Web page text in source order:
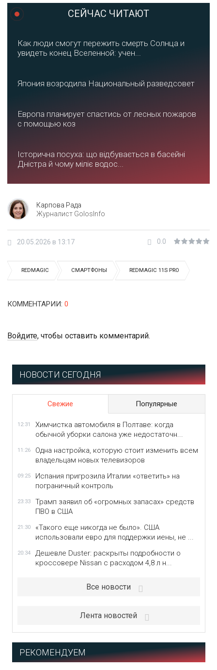
СЕЙЧАС ЧИТАЮТ
Как люди смогут пережить смерть Солнца и
увидеть конец Вселенной: учен...
Япония возродила Национальный разведсовет
Европа планирует спастись от лесных пожаров
с помощью коз
Історична посуха: що відбувається в басейні
Дністра й чому міліє водос...
Карпова Рада
Журналист GolosInfo
20.05.2026 в 13:17 0.0
REDMAGIC СМАРТФОНЫ REDMAGIC 11S PRO
КОММЕНТАРИИ: 0
Войдите, чтобы оставить комментарий.
НОВОСТИ СЕГОДНЯ
Свежие Популярные
12:31
Химчистка автомобиля в Полтаве: когда
обычной уборки салона уже недостаточн...
11:26
Одна настройка, которую стоит изменить всем
владельцам новых телевизоров
09:25
Испания пригрозила Италии «ответить» на
пограничный контроль
23:33
Трамп заявил об «огромных запасах» средств
ПВО в США
21:30
«Такого еще никогда не было». США
использовали евро для поддержки иены, не ...
20:34
Дешевле Duster: раскрыты подробности о
кроссовере Nissan с расходом 4,8 л н...
Все новости
Лента новостей
РЕКОМЕНДУЕМ